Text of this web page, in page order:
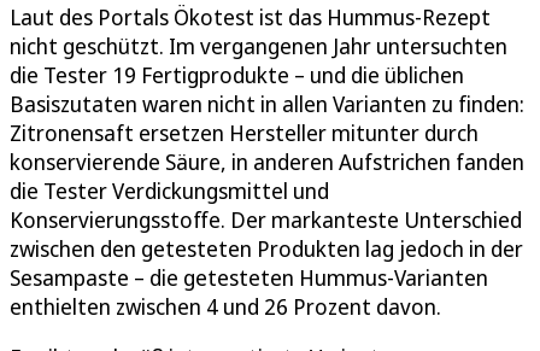
Laut des Portals Ökotest ist das Hummus-Rezept
nicht geschützt. Im vergangenen Jahr untersuchten
die Tester 19 Fertigprodukte – und die üblichen
Basiszutaten waren nicht in allen Varianten zu finden:
Zitronensaft ersetzen Hersteller mitunter durch
konservierende Säure, in anderen Aufstrichen fanden
die Tester Verdickungsmittel und
Konservierungsstoffe. Der markanteste Unterschied
zwischen den getesteten Produkten lag jedoch in der
Sesampaste – die getesteten Hummus-Varianten
enthielten zwischen 4 und 26 Prozent davon.